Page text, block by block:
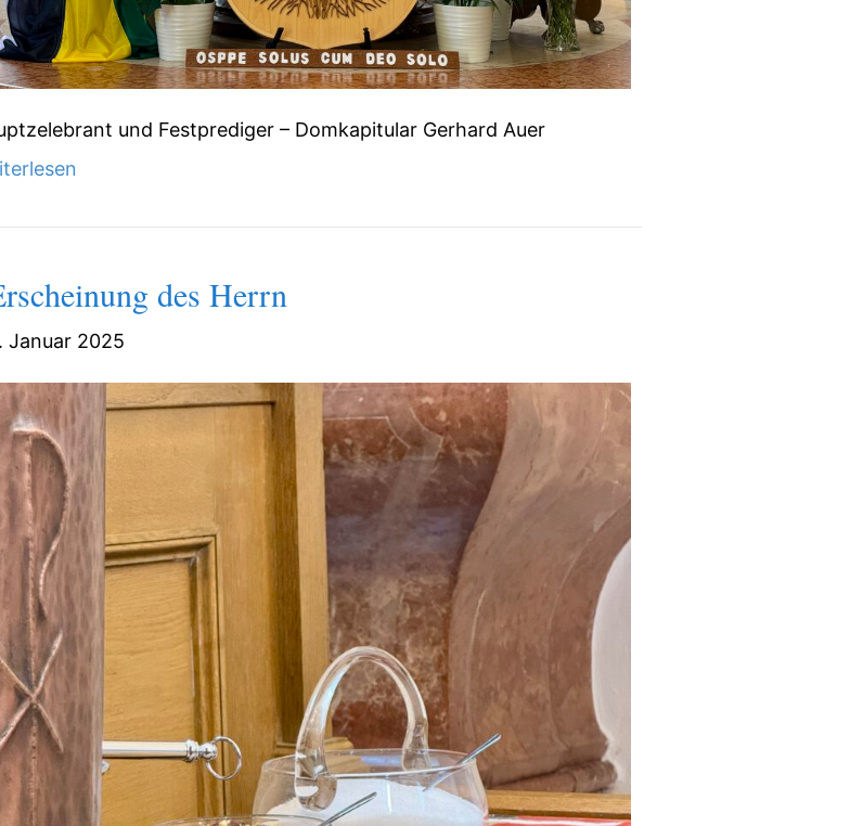
und Festprediger – Domkapitular Gerhard Auer
des Herrn
Januar 2025